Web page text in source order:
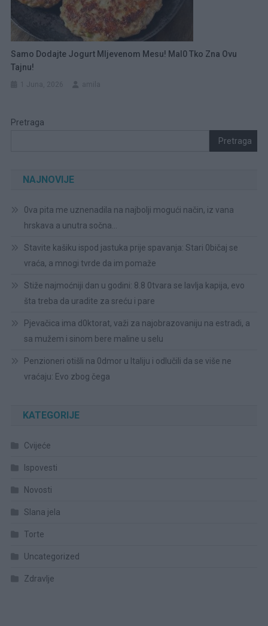
Samo Dodajte Jogurt Mljevenom Mesu! Mal0 Tko Zna Ovu
Tajnu!
Pretraga
Pretraga
NAJNOVIJE
0va pita me uznenadila na najbolji mogući način, iz vana
hrskava a unutra sočna…
Stavite kašiku ispod jastuka prije spavanja: Stari 0bičaj se
vraća, a mnogi tvrde da im pomaže
Stiže najmoćniji dan u godini: 8.8 0tvara se lavlja kapija, evo
šta treba da uradite za sreću i pare
Pjevačica ima d0ktorat, važi za najobrazovaniju na estradi, a
sa mužem i sinom bere maline u selu
Penzioneri otišli na 0dmor u Italiju i odlučili da se više ne
vraćaju: Evo zbog čega
KATEGORIJE
Cvijeće
Ispovesti
Novosti
Slana jela
Torte
Uncategorized
Zdravlje